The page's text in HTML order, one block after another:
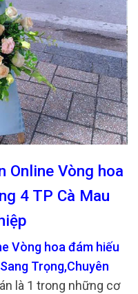
Online Vòng hoa
4 TP Cà Mau
Vòng hoa đám hiếu
Trọng,Chuyên
là 1 trong những cơ